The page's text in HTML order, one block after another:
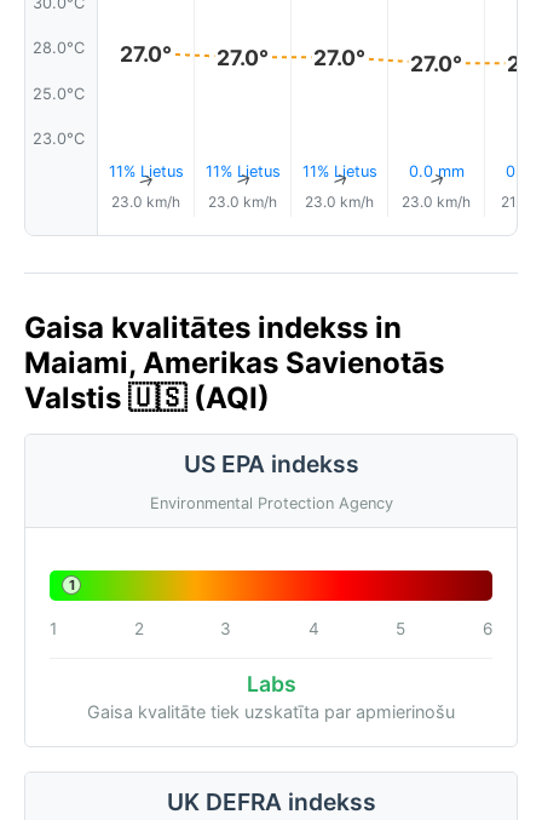
28.0°C
25.0°C
23.0°C
27.0°
11% Lietus
↑
23.0 km/h
27.0°
11% Lietus
↑
23.0 km/h
27.0°
11% Lietus
↑
23.0 km/h
27.0°
0.0 mm
↑
23.0 km/h
0.0
21.0
Gaisa kvalitātes indekss in
Maiami, Amerikas Savienotās
Valstis 🇺🇸 (AQI)
US EPA indekss
Environmental Protection Agency
1
1 2 3 4 5 6
Labs
Gaisa kvalitāte tiek uzskatīta par apmierinošu
UK DEFRA indekss